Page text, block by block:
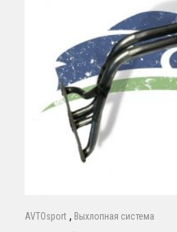
AVTOsport , Выхлопная система